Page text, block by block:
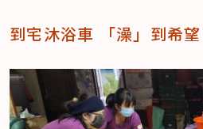
到宅沐浴車 「澡」到希望